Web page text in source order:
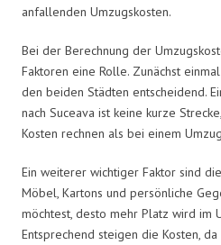
anfallenden Umzugskosten.
Bei der Berechnung der
Faktoren eine Rolle. Zunächst
den beiden Städten entscheidend.
nach Suceava ist keine kurze
Kosten rechnen als bei einem
Ein weiterer wichtiger Faktor sind
Möbel, Kartons und persönliche
möchtest, desto mehr Platz wird im
Entsprechend steigen die Kosten,